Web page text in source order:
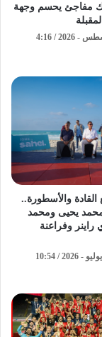
مفاجئ يحسم وجهة
الأحد - 2 أغسطس - 2026 / 4:16
القادة والأسطورة..
يحيى ومحمد
راينر وفراعنة
الجمعة - 31 يوليو - 2026 / 10:54